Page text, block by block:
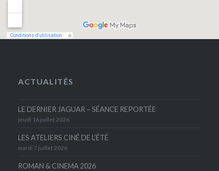
ACTUALITÉS
LE DERNIER JAGUAR – SÉANCE REPORTÉE
jeudi 16 juillet 2026
LES ATELIERS CINÉ DE L’ÉTÉ
mardi 7 juillet 2026
ROMAN & CINEMA 2026